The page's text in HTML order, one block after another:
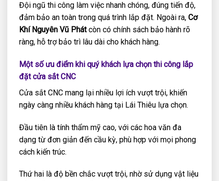
Đội ngũ thi công làm việc nhanh chóng, đúng tiến độ,
đảm bảo an toàn trong quá trình lắp đặt. Ngoài ra, Cơ
Khí Nguyên Vũ Phátcòn có chính sách bảo hành rõ
ràng, hỗ trợ bảo trì lâu dài cho khách hàng.
Một số ưu điểm khi quý khách lựa chọn thi công lắp
đặt cửa sắt CNC
Cửa sắt CNC mang lại nhiều lợi ích vượt trội, khiến
ngày càng nhiều khách hàng tại Lái Thiêu lựa chọn.
Đầu tiên là tính thẩm mỹ cao, với các hoa văn đa
dạng từ đơn giản đến cầu kỳ, phù hợp với mọi phong
cách kiến trúc.
Thứ hai là độ bền chắc vượt trội, nhờ sử dụng vật liệu